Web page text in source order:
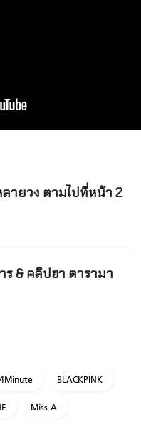
ายวง ตามไปที่หน้า 2
ร & คลิปฮา ดารามา
4Minute
BLACKPINK
Miss A